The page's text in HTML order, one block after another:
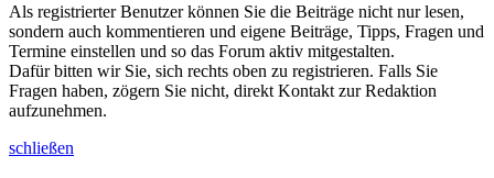
Als registrierter Benutzer können Sie die Beiträge nicht nur lesen,
sondern auch kommentieren und eigene Beiträge, Tipps, Fragen und
Termine einstellen und so das Forum aktiv mitgestalten.
Dafür bitten wir Sie, sich rechts oben zu registrieren. Falls Sie
Fragen haben, zögern Sie nicht, direkt Kontakt zur Redaktion
aufzunehmen.
schließen